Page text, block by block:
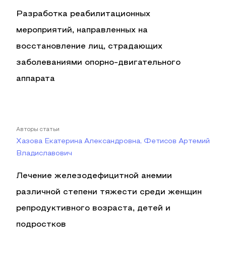
Разработка реабилитационных
мероприятий, направленных на
восстановление лиц, страдающих
заболеваниями опорно-двигательного
аппарата
Авторы статьи
Хазова Екатерина Александровна, Фетисов Артемий
Владиславович
Лечение железодефицитной анемии
различной степени тяжести среди женщин
репродуктивного возраста, детей и
подростков